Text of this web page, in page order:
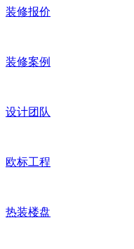
装修报价
装修案例
设计团队
欧标工程
热装楼盘